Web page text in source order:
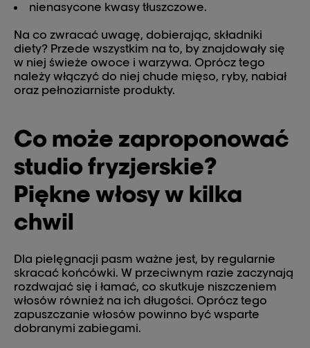
nienasycone kwasy tłuszczowe.
Na co zwracać uwagę, dobierając, składniki
diety? Przede wszystkim na to, by znajdowały się
w niej świeże owoce i warzywa. Oprócz tego
należy włączyć do niej chude mięso, ryby, nabiał
oraz pełnoziarniste produkty.
Co może zaproponować
studio fryzjerskie?
Piękne włosy w kilka
chwil
Dla pielęgnacji pasm ważne jest, by regularnie
skracać końcówki. W przeciwnym razie zaczynają
rozdwajać się i łamać, co skutkuje niszczeniem
włosów również na ich długości. Oprócz tego
zapuszczanie włosów powinno być wsparte
dobranymi zabiegami.